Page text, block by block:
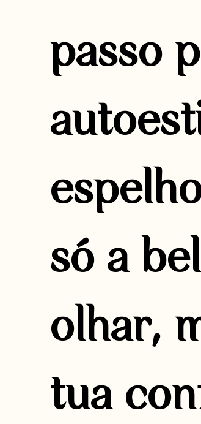
passo
só a
olhar,
tua